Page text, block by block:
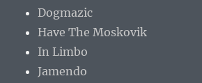
Dogmazic
Have The Moskovik
In Limbo
Jamendo